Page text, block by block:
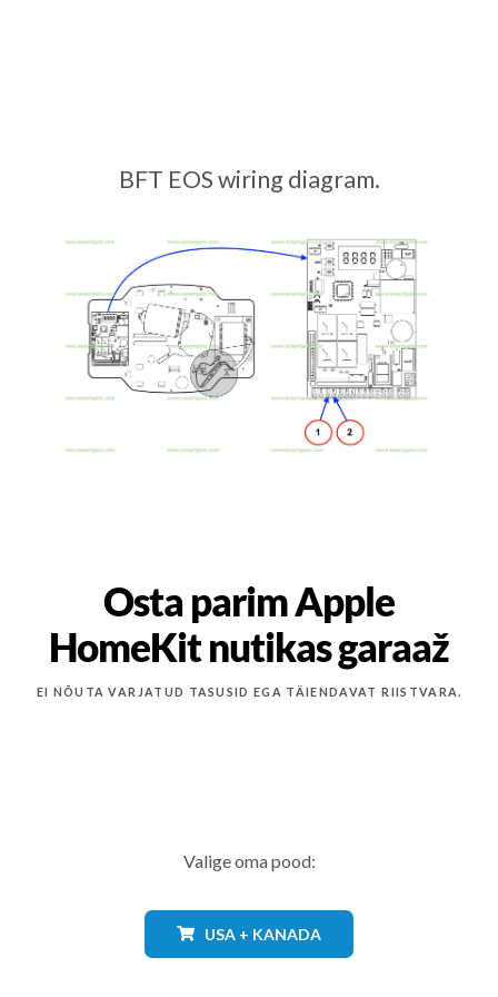
BFT EOS wiring diagram.
Osta parim Apple
HomeKit nutikas garaaž
EI NÕUTA VARJATUD TASUSID EGA TÄIENDAVAT RIISTVARA.
Valige oma pood:
USA + KANADA